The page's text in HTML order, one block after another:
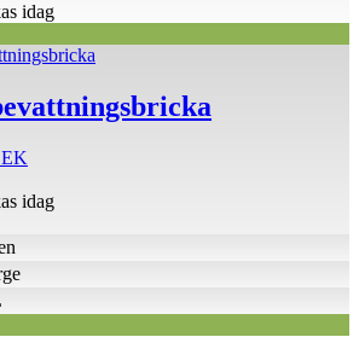
idag
till
idag